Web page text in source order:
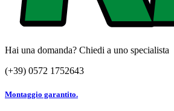
Hai una domanda? Chiedi a uno specialista
(+39) 0572 1752643
Montaggio garantito.